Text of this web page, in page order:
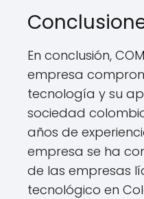
En conclusión,
empresa
tecnología y su
sociedad
años de
empresa se ha
de las empresas
tecnológico en